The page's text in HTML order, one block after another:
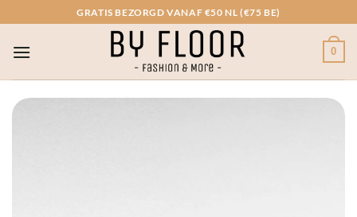
naar
inhoud
GRATIS BEZORGD VANAF €50 NL (€75 BE)
0